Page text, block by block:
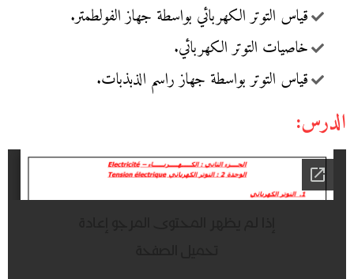
قياس التوتر الكهربائي بواسطة جهاز الفولطمتر.
خاصيات التوتر الكهربائي.
قياس التوتر بواسطة جهاز راسم الذبذبات.
الدرس: